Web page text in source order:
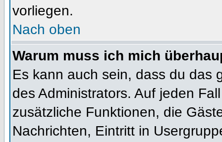
vorliegen.
Nach oben
Warum muss ich mich
Es kann auch sein, dass du das
des Administrators. Auf jeden
zusätzliche Funktionen, die
Nachrichten, Eintritt in